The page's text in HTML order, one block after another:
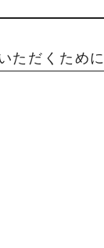
ただくために